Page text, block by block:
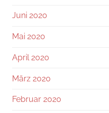
Juni 2020
Mai 2020
April 2020
März 2020
Februar 2020